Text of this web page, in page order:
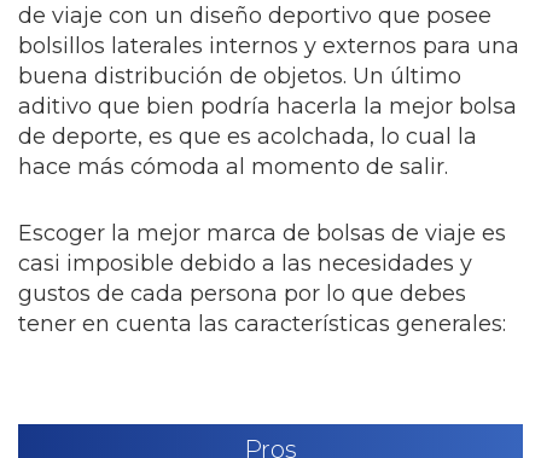
de viaje con un diseño deportivo que posee
bolsillos laterales internos y externos para una
buena distribución de objetos. Un último
aditivo que bien podría hacerla la mejor bolsa
de deporte, es que es acolchada, lo cual la
hace más cómoda al momento de salir.
Escoger la mejor marca de bolsas de viaje es
casi imposible debido a las necesidades y
gustos de cada persona por lo que debes
tener en cuenta las características generales:
Pros